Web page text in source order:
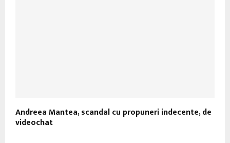
Andreea Mantea, scandal cu propuneri indecente, de
videochat